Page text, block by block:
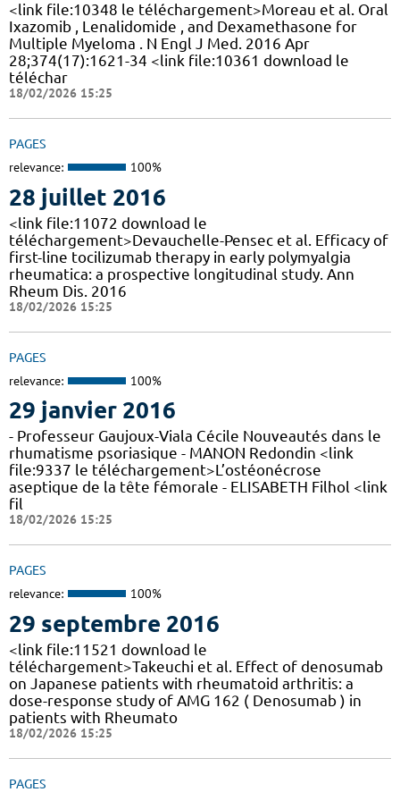
<link file:10348 le téléchargement>Moreau et al. Oral
Ixazomib , Lenalidomide , and Dexamethasone for
Multiple Myeloma . N Engl J Med. 2016 Apr
28;374(17):1621-34 <link file:10361 download le
téléchar
18/02/2026 15:25
PAGES
relevance: 100%
28 juillet 2016
<link file:11072 download le
téléchargement>Devauchelle-Pensec et al. Efficacy of
first-line tocilizumab therapy in early polymyalgia
rheumatica: a prospective longitudinal study. Ann
Rheum Dis. 2016
18/02/2026 15:25
PAGES
relevance: 100%
29 janvier 2016
- Professeur Gaujoux-Viala Cécile Nouveautés dans le
rhumatisme psoriasique - MANON Redondin <link
file:9337 le téléchargement>L’ostéonécrose
aseptique de la tête fémorale - ELISABETH Filhol <link
fil
18/02/2026 15:25
PAGES
relevance: 100%
29 septembre 2016
<link file:11521 download le
téléchargement>Takeuchi et al. Effect of denosumab
on Japanese patients with rheumatoid arthritis: a
dose-response study of AMG 162 ( Denosumab ) in
patients with Rheumato
18/02/2026 15:25
PAGES